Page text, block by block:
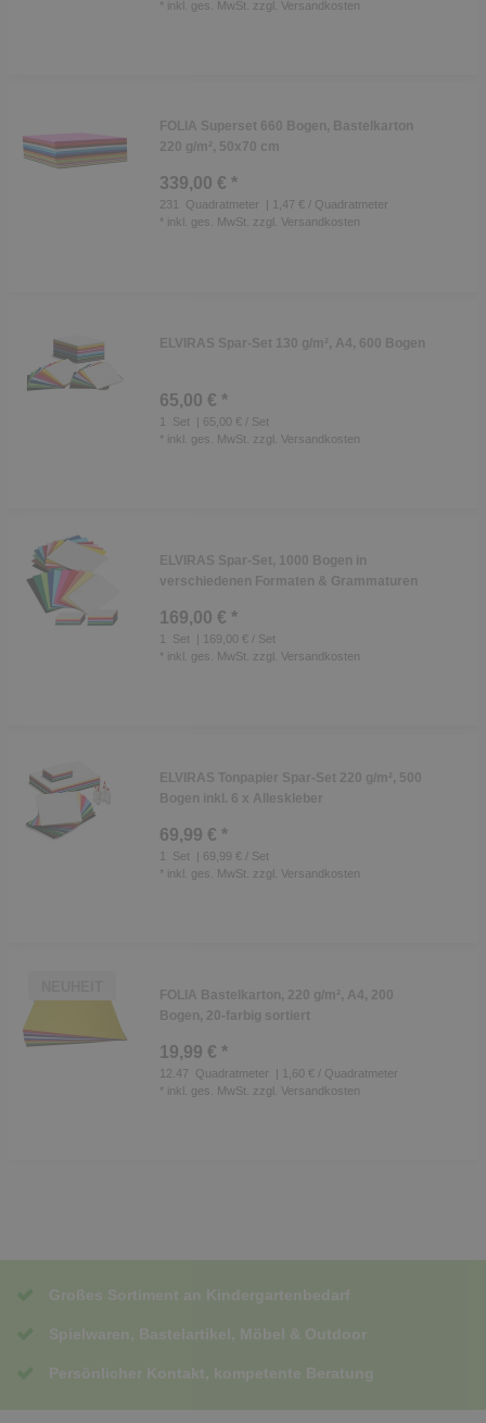
* inkl. ges. MwSt. zzgl. Versandkosten
FOLIA Superset 660 Bogen, Bastelkarton
220 g/m², 50x70 cm
339,00 € *
231 Quadratmeter
| 1,47 € / Quadratmeter
* inkl. ges. MwSt. zzgl. Versandkosten
ELVIRAS Spar-Set 130 g/m², A4, 600 Bogen
65,00 € *
Set
| 65,00 € / Set
* inkl. ges. MwSt. zzgl. Versandkosten
ELVIRAS Spar-Set, 1000 Bogen in
verschiedenen Formaten & Grammaturen
169,00 € *
1 Set
| 169,00 € / Set
* inkl. ges. MwSt. zzgl. Versandkosten
ELVIRAS Tonpapier Spar-Set 220 g/m², 500
Bogen inkl. 6 x Alleskleber
69,99 € *
1 Set
| 69,99 € / Set
* inkl. ges. MwSt. zzgl. Versandkosten
FOLIA Bastelkarton, 220 g/m², A4, 200
Bogen, 20-farbig sortiert
19,99 € *
12.47 Quadratmeter
| 1,60 € / Quadratmeter
* inkl. ges. MwSt. zzgl. Versandkosten
Großes Sortiment an Kindergartenbedarf
Spielwaren, Bastelartikel, Möbel & Outdoor
Persönlicher Kontakt, kompetente Beratung